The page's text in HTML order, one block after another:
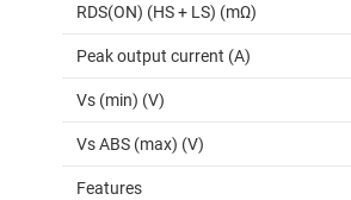
RDS(ON) (HS + LS) (mΩ)
Peak output current (A)
Vs (min) (V)
Vs ABS (max) (V)
Features